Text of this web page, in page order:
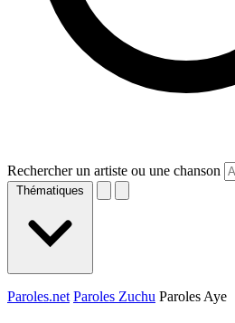
Rechercher un artiste ou une chanson
Thématiques
Paroles.net Paroles Zuchu Paroles Aye